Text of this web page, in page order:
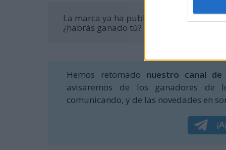
La marca ya ha publicado los nombres
¿habrás ganado tú?
Hemos retomado nuestro canal de
avisaremos de los ganadores de
comunicando, y de las novedades en